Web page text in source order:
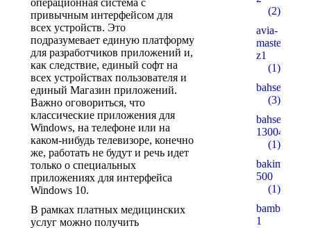
операционная система с
привычным интерфейсом для
всех устройств. Это
подразумевает единую платформу
для разработчиков приложений и,
как следствие, единый софт на
всех устройствах пользователя и
единый Магазин приложений.
Важно оговориться, что
классические приложения для
Windows, на телефоне или на
каком-нибудь телевизоре, конечно
же, работать не будут и речь идет
только о специальных
приложениях для интерфейса
Windows 10.
В рамках платных медицинских
услуг можно получить
(2)
avia-
z1
(1)
bahsegel
(3)
bahsegel
13004
(1)
500
(1)
1